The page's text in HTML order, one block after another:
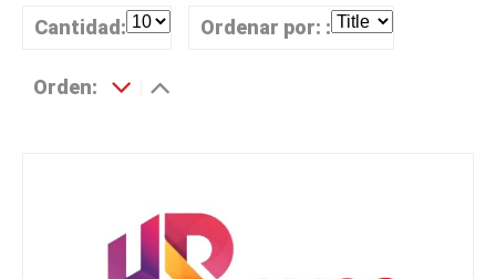
Cantidad: Ordenar por: :
Orden: